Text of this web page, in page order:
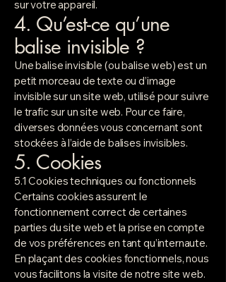
sur votre appareil.
4. Qu’est-ce qu’une
balise invisible ?
Une balise invisible (ou balise web) est un
petit morceau de texte ou d’image
invisible sur un site web, utilisé pour suivre
le trafic sur un site web. Pour ce faire,
diverses données vous concernant sont
stockées à l’aide de balises invisibles.
5. Cookies
5.1 Cookies techniques ou fonctionnels
Certains cookies assurent le
fonctionnement correct de certaines
parties du site web et la prise en compte
de vos préférences en tant qu’internaute.
En plaçant des cookies fonctionnels, nous
vous facilitons la visite de notre site web.